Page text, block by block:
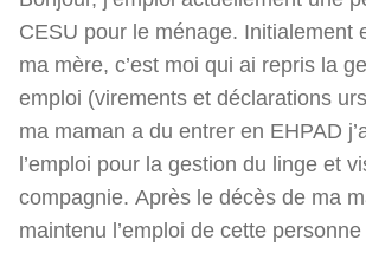
CESU pour le ménage. Initialement
ma mère, c’est moi qui ai repris la
emploi (virements et déclarations
ma maman a du entrer en EHPAD
l’emploi pour la gestion du linge et
compagnie. Après le décès de ma
maintenu l’emploi de cette